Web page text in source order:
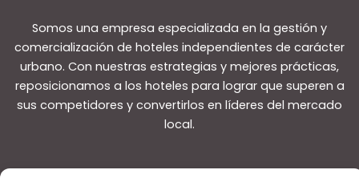
Somos una empresa especializada en la gestión y
comercialización de hoteles independientes de carácter
urbano. Con nuestras estrategias y mejores prácticas,
reposicionamos a los hoteles para lograr que superen a
sus competidores y convertirlos en líderes del mercado
local.